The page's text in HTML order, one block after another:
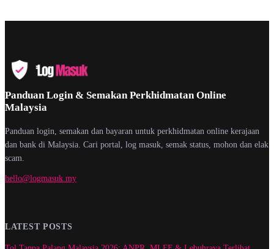
Panduan Login & Semakan Perkhidmatan Online
Malaysia
Panduan login, semakan dan bayaran untuk perkhidmatan online kerajaan
dan bank di Malaysia. Cari portal, log masuk, semak status, mohon dan elak
scam.
hello@logmasuk.my
LATEST POSTS